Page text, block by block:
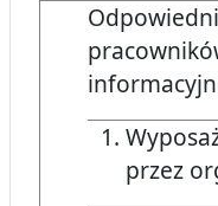
przez